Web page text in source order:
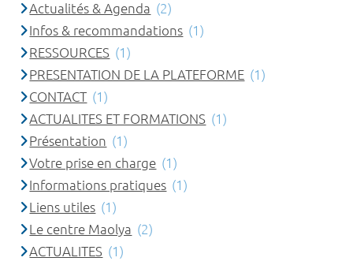
Actualités & Agenda (2)
Infos & recommandations (1)
RESSOURCES (1)
PRESENTATION DE LA PLATEFORME (1)
CONTACT (1)
ACTUALITES ET FORMATIONS (1)
Présentation (1)
Votre prise en charge (1)
Informations pratiques (1)
Liens utiles (1)
Le centre Maolya (2)
ACTUALITES (1)